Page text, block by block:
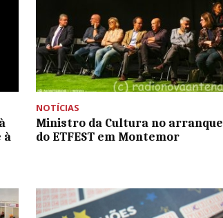
à
NOTÍCIAS
Ministro da Cultura no arranque
do ETFEST em Montemor